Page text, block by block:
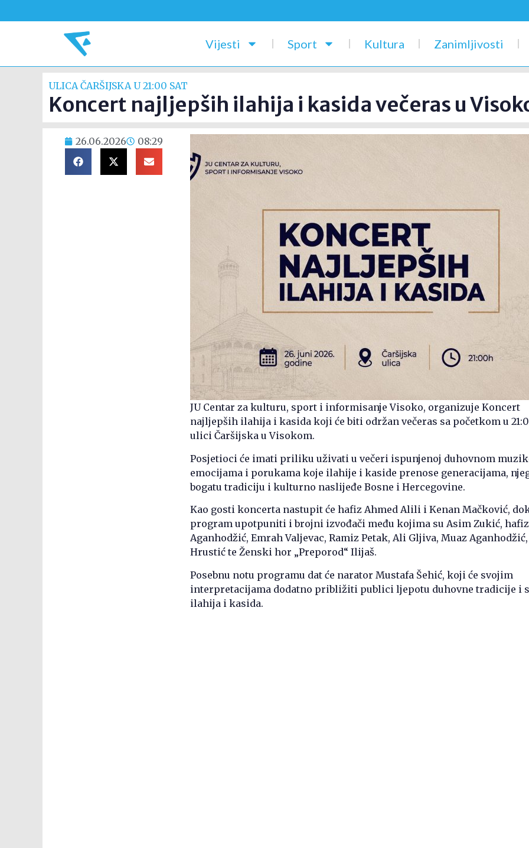
Vijesti Sport Kultura Zanimljivosti
ULICA ČARŠIJSKA U 21:00 SAT
Koncert najljepših ilahija i kasida večeras u
26.06.2026 08:29
JU Centar za kulturu, sport i informisanje Visoko, organizuje Koncert
najljepših ilahija i kasida koji će biti održan večeras sa početkom u
ulici Čaršijska u Visokom.
Posjetioci će imati priliku uživati u večeri ispunjenoj duhovnom
emocijama i porukama koje ilahije i kaside prenose generacijama,
bogatu tradiciju i kulturno naslijeđe Bosne i Hercegovine.
Kao gosti koncerta nastupit će hafiz Ahmed Alili i Kenan Mačković,
program upotpuniti i brojni izvođači među kojima su Asim Zukić,
Aganhodžić, Emrah Valjevac, Ramiz Petak, Ali Gljiva, Muaz
Hrustić te Ženski hor „Preporod“ Ilijaš.
Posebnu notu programu dat će narator Mustafa Šehić, koji će svojim
interpretacijama dodatno približiti publici ljepotu duhovne tradicije i
ilahija i kasida.